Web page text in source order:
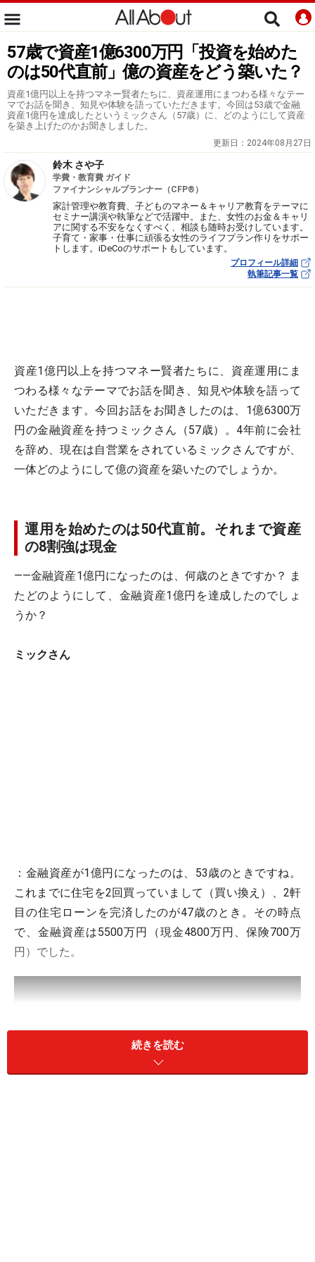
57歳で資産1億6300万円「投資を始めた
のは50代直前」億の資産をどう築いた？
資産1億円以上を持つマネー賢者たちに、資産運用にまつわる様々なテー
マでお話を聞き、知見や体験を語っていただきます。今回は53歳で金融
資産1億円を達成したというミックさん（57歳）に、どのようにして資産
を築き上げたのかお聞きしました。
更新日： 2024年08月27日
鈴木 さや子
学費・教育費 ガイド
ファイナンシャルプランナー（CFP®）
家計管理や教育費、子どものマネー＆キャリア教育をテーマに
セミナー講演や執筆などで活躍中。また、女性のお金＆キャリ
アに関する不安をなくすべく、相談も随時お受けしています。
子育て・家事・仕事に頑張る女性のライフプラン作りをサポー
トします。iDeCoのサポートもしています。
プロフィール詳細
執筆記事一覧
資産1億円以上を持つマネー賢者たちに、資産運用にま
つわる様々なテーマでお話を聞き、知見や体験を語って
いただきます。今回お話をお聞きしたのは、1億6300万
円の金融資産を持つミックさん（57歳）。4年前に会社
を辞め、現在は自営業をされているミックさんですが、
一体どのようにして億の資産を築いたのでしょうか。
運用を始めたのは50代直前。それまで資産
の8割強は現金
――金融資産1億円になったのは、何歳のときですか？ ま
たどのようにして、金融資産1億円を達成したのでしょ
うか？
ミックさん
：金融資産が1億円になったのは、53歳のときですね。
これまでに住宅を2回買っていまして（買い換え）、2軒
目の住宅ローンを完済したのが47歳のとき。その時点
で、金融資産は5500万円（現金4800万円、保険700万
円）でした。
続きを読む